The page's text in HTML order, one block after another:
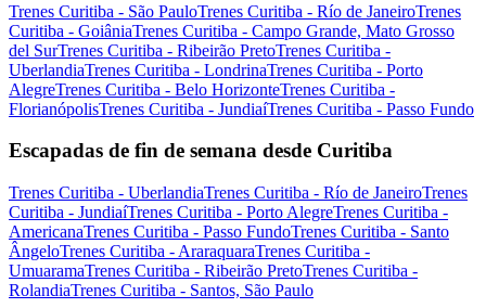
Trenes Curitiba - São PauloTrenes Curitiba - Río de JaneiroTrenes
Curitiba - GoiâniaTrenes Curitiba - Campo Grande, Mato Grosso
del SurTrenes Curitiba - Ribeirão PretoTrenes Curitiba -
UberlandiaTrenes Curitiba - LondrinaTrenes Curitiba - Porto
AlegreTrenes Curitiba - Belo HorizonteTrenes Curitiba -
FlorianópolisTrenes Curitiba - JundiaíTrenes Curitiba - Passo Fundo
Escapadas de fin de semana desde Curitiba
Trenes Curitiba - UberlandiaTrenes Curitiba - Río de JaneiroTrenes
Curitiba - JundiaíTrenes Curitiba - Porto AlegreTrenes Curitiba -
AmericanaTrenes Curitiba - Passo FundoTrenes Curitiba - Santo
ÂngeloTrenes Curitiba - AraraquaraTrenes Curitiba -
UmuaramaTrenes Curitiba - Ribeirão PretoTrenes Curitiba -
RolandiaTrenes Curitiba - Santos, São Paulo